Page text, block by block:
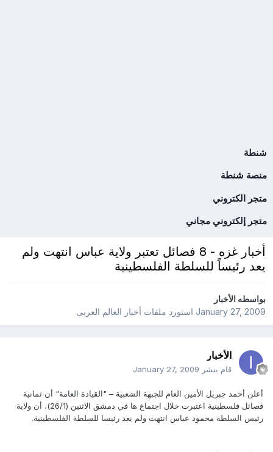
شنطة
منصة شنطة
متجر الكتروني
متجر إلكتروني مجاني
أخبار غزه - 8 فصائل تعتبر ولاية عباس انتهت ولم
يعد رئيساً للسلطة الفلسطينية
بواسطهالأخبار
January 27, 2009استورد ملفات أخبار العالم العربى
الأخبار
قام بنشر January 27, 2009
أعلن أحمد جبريل الأمين العام للجبهة الشعبية – "القيادة العامة" أن ثمانية
فصائل فلسطينية اعتبرت خلال اجتماع ها في دمشق الاثنين (26/1)، أن ولاية
رئيس السلطة محمود عباس انتهت ولم يعد رئيسا للسلطة الفلسطينية.